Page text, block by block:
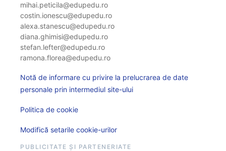
mihai.peticila@edupedu.ro
costin.ionescu@edupedu.ro
alexa.stanescu@edupedu.ro
diana.ghimisi@edupedu.ro
stefan.lefter@edupedu.ro
ramona.florea@edupedu.ro
Notă de informare cu privire la prelucrarea de date
personale prin intermediul site-ului
Politica de cookie
Modifică setarile cookie-urilor
PUBLICITATE ȘI PARTENERIATE